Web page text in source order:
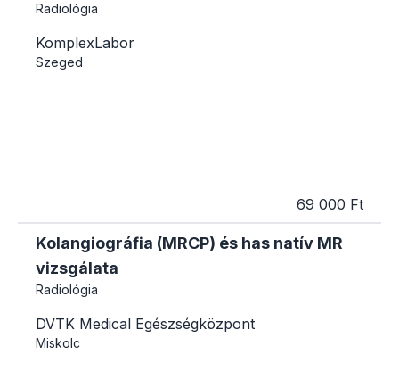
Radiológia
KomplexLabor
Szeged
69 000 Ft
Kolangiográfia (MRCP) és has natív MR
vizsgálata
Radiológia
DVTK Medical Egészségközpont
Miskolc